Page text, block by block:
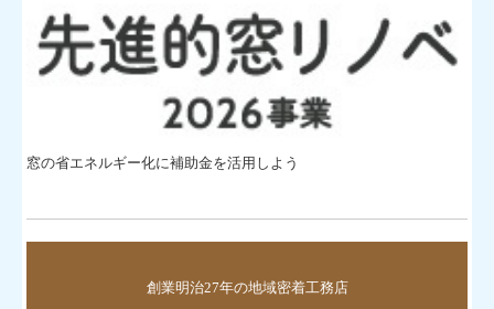
窓の省エネルギー化に補助金を活用しよう
創業明治27年の地域密着工務店